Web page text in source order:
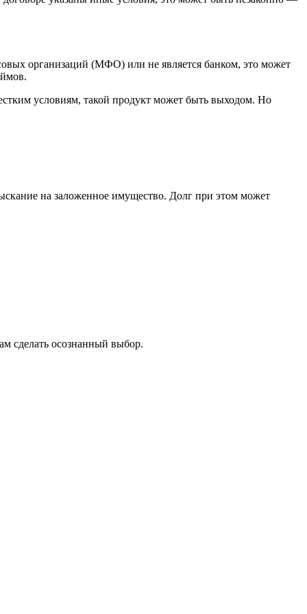
организаций (МФО) или не является банком, это может
условиям, такой продукт может быть выходом. Но
на заложенное имущество. Долг при этом может
сделать осознанный выбор.